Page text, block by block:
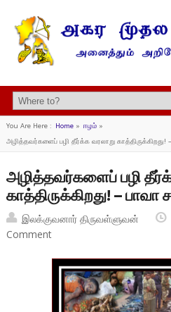
You Are Here : Home» ஈழம்»
அழித்தவர்களைப் பழி தீர்க்க வரலாறு காத்திருக்கிறது!
அழித்தவர்களைப் பழி
காத்திருக்கிறது! –
இலக்குவனார் திருவள்ளுவன்
Comment